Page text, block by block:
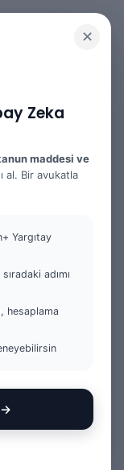
✕
Zeka
maddesi ve
al. Bir avukatla
Yargıtay
adımı
hesaplama
→
7083 K.